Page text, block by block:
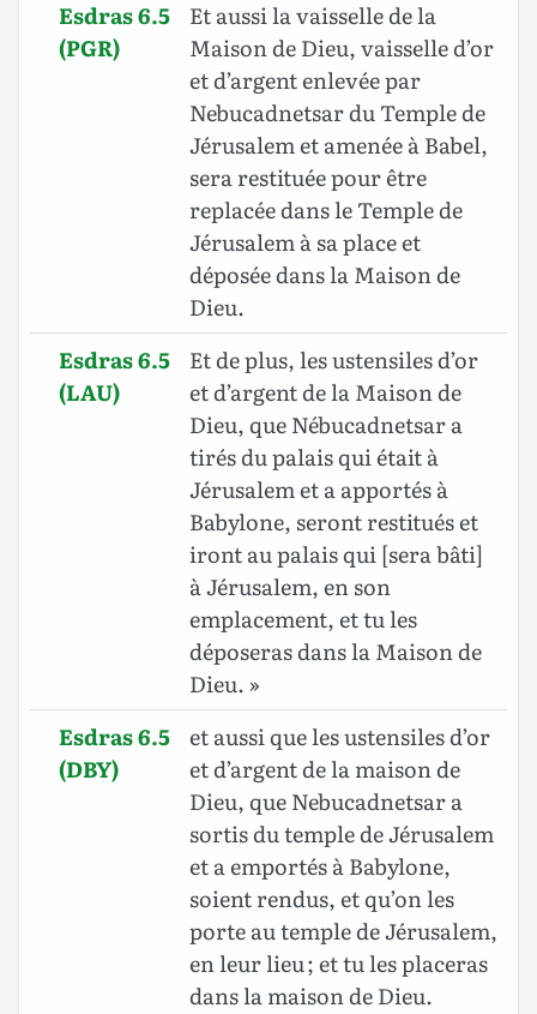
Esdras 6.5
(PGR)
Et aussi la vaisselle de la
Maison de Dieu, vaisselle d’or
et d’argent enlevée par
Nebucadnetsar du Temple de
Jérusalem et amenée à Babel,
sera restituée pour être
replacée dans le Temple de
Jérusalem à sa place et
déposée dans la Maison de
Dieu.
Esdras 6.5
(LAU)
Et de plus, les ustensiles d’or
et d’argent de la Maison de
Dieu, que Nébucadnetsar a
tirés du palais qui était à
Jérusalem et a apportés à
Babylone, seront restitués et
iront au palais qui [sera bâti]
à Jérusalem, en son
emplacement, et tu les
déposeras dans la Maison de
Dieu. »
Esdras 6.5
(DBY)
et aussi que les ustensiles d’or
et d’argent de la maison de
Dieu, que Nebucadnetsar a
sortis du temple de Jérusalem
et a emportés à Babylone,
soient rendus, et qu’on les
porte au temple de Jérusalem,
en leur lieu ; et tu les placeras
dans la maison de Dieu.